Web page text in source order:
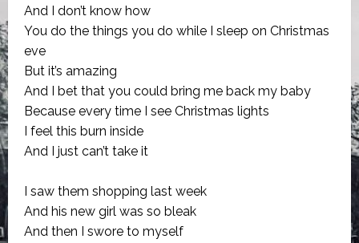
And I don’t know how
You do the things you do while I sleep on Christmas
eve
But it’s amazing
And I bet that you could bring me back my baby
Because every time I see Christmas lights
I feel this burn inside
And I just can’t take it
I saw them shopping last week
And his new girl was so bleak
And then I swore to myself